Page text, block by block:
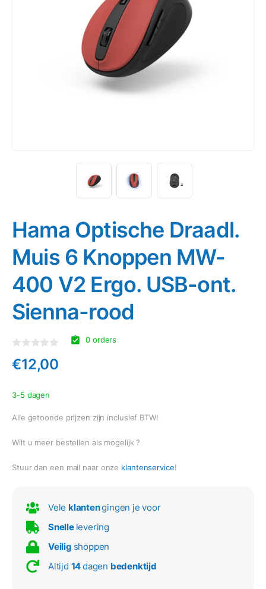
Hama Optische Draadl.
Muis 6 Knoppen MW-
400 V2 Ergo. USB-ont.
Sienna-rood
0
uit
0 orders
€12,00
3-5 dagen
Alle getoonde prijzen zijn inclusief BTW!
Wilt u meer bestellen als mogelijk ?
Stuur dan een mail naar onze klantenservice!
Vele klantengingen je voor
Snelle levering
Veilig shoppen
Altijd 14dagen bedenktijd